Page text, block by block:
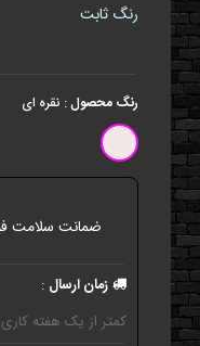
رنگ ثابت
رنگ محصول: نقره ای
زمان ارسال :
کمتر از یک هفته کاری